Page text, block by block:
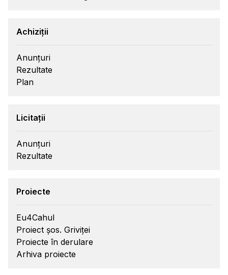
Achiziții
Anunțuri
Rezultate
Plan
Licitații
Anunțuri
Rezultate
Proiecte
Eu4Cahul
Proiect șos. Griviței
Proiecte în derulare
Arhiva proiecte